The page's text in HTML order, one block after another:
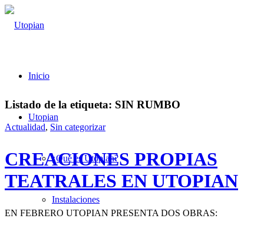
Inicio
Utopian
¿Qué es Utopian?
Instalaciones
Listado de la etiqueta: SIN RUMBO
Actualidad, Sin categorizar
CREACIONES PROPIAS
TEATRALES EN UTOPIAN
EN FEBRERO UTOPIAN PRESENTA DOS OBRAS: